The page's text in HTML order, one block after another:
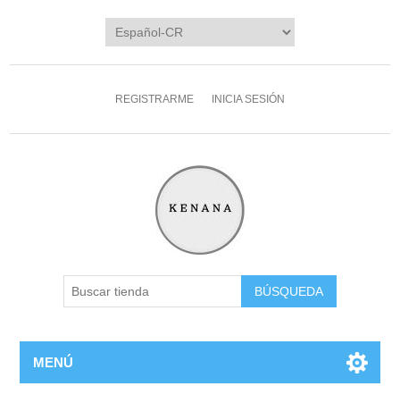
REGISTRARME INICIA SESIÓN
MENÚ